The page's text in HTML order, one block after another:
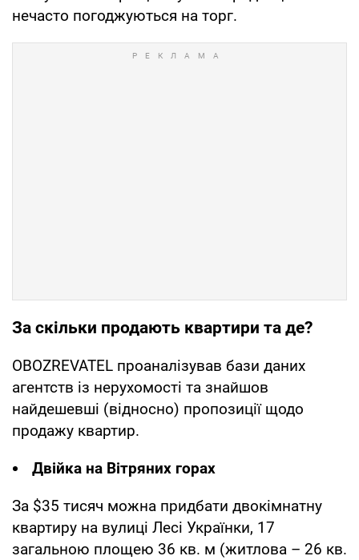
нечасто погоджуються на торг.
За скільки продають квартири та де?
OBOZREVATEL проаналізував бази даних
агентств із нерухомості та знайшов
найдешевші (відносно) пропозиції щодо
продажу квартир.
Двійка на Вітряних горах
За $35 тисяч можна придбати двокімнатну
квартиру на вулиці Лесі Українки, 17
загальною площею 36 кв. м (житлова – 26 кв.